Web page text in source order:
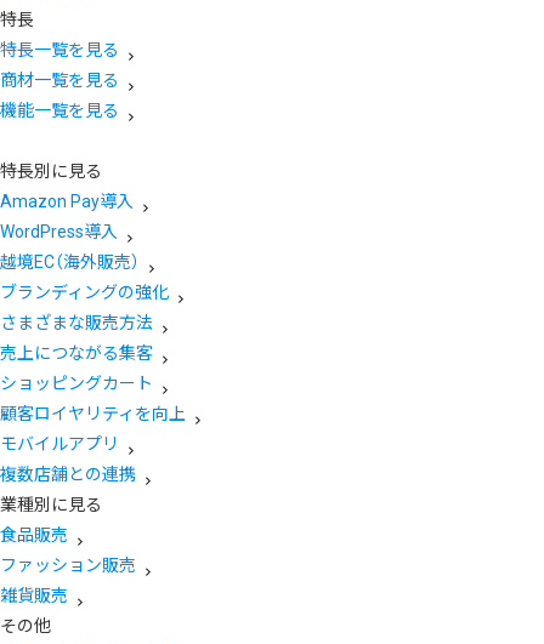
特長
特長一覧を見る
商材一覧を見る
機能一覧を見る
特長別に見る
Amazon Pay導入
WordPress導入
越境EC（海外販売）
ブランディングの強化
さまざまな販売方法
売上につながる集客
ショッピングカート
顧客ロイヤリティを向上
モバイルアプリ
複数店舗との連携
業種別に見る
食品販売
ファッション販売
雑貨販売
その他